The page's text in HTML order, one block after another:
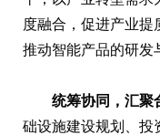
度融合，促进产业提
推动智能产品的研发
统筹协同，汇聚
础设施建设规划、投